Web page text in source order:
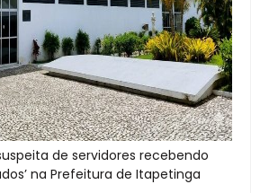
de servidores recebendo
na Prefeitura de Itapetinga